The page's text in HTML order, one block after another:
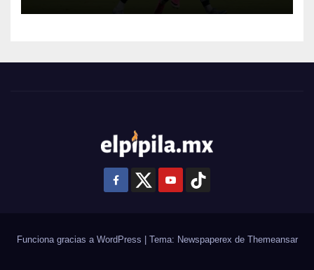
Funciona gracias a WordPress | Tema: Newspaperex de Themeansar